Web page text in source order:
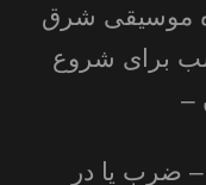
موسیقی شرق
برای شروع
–
– ضرب پا در